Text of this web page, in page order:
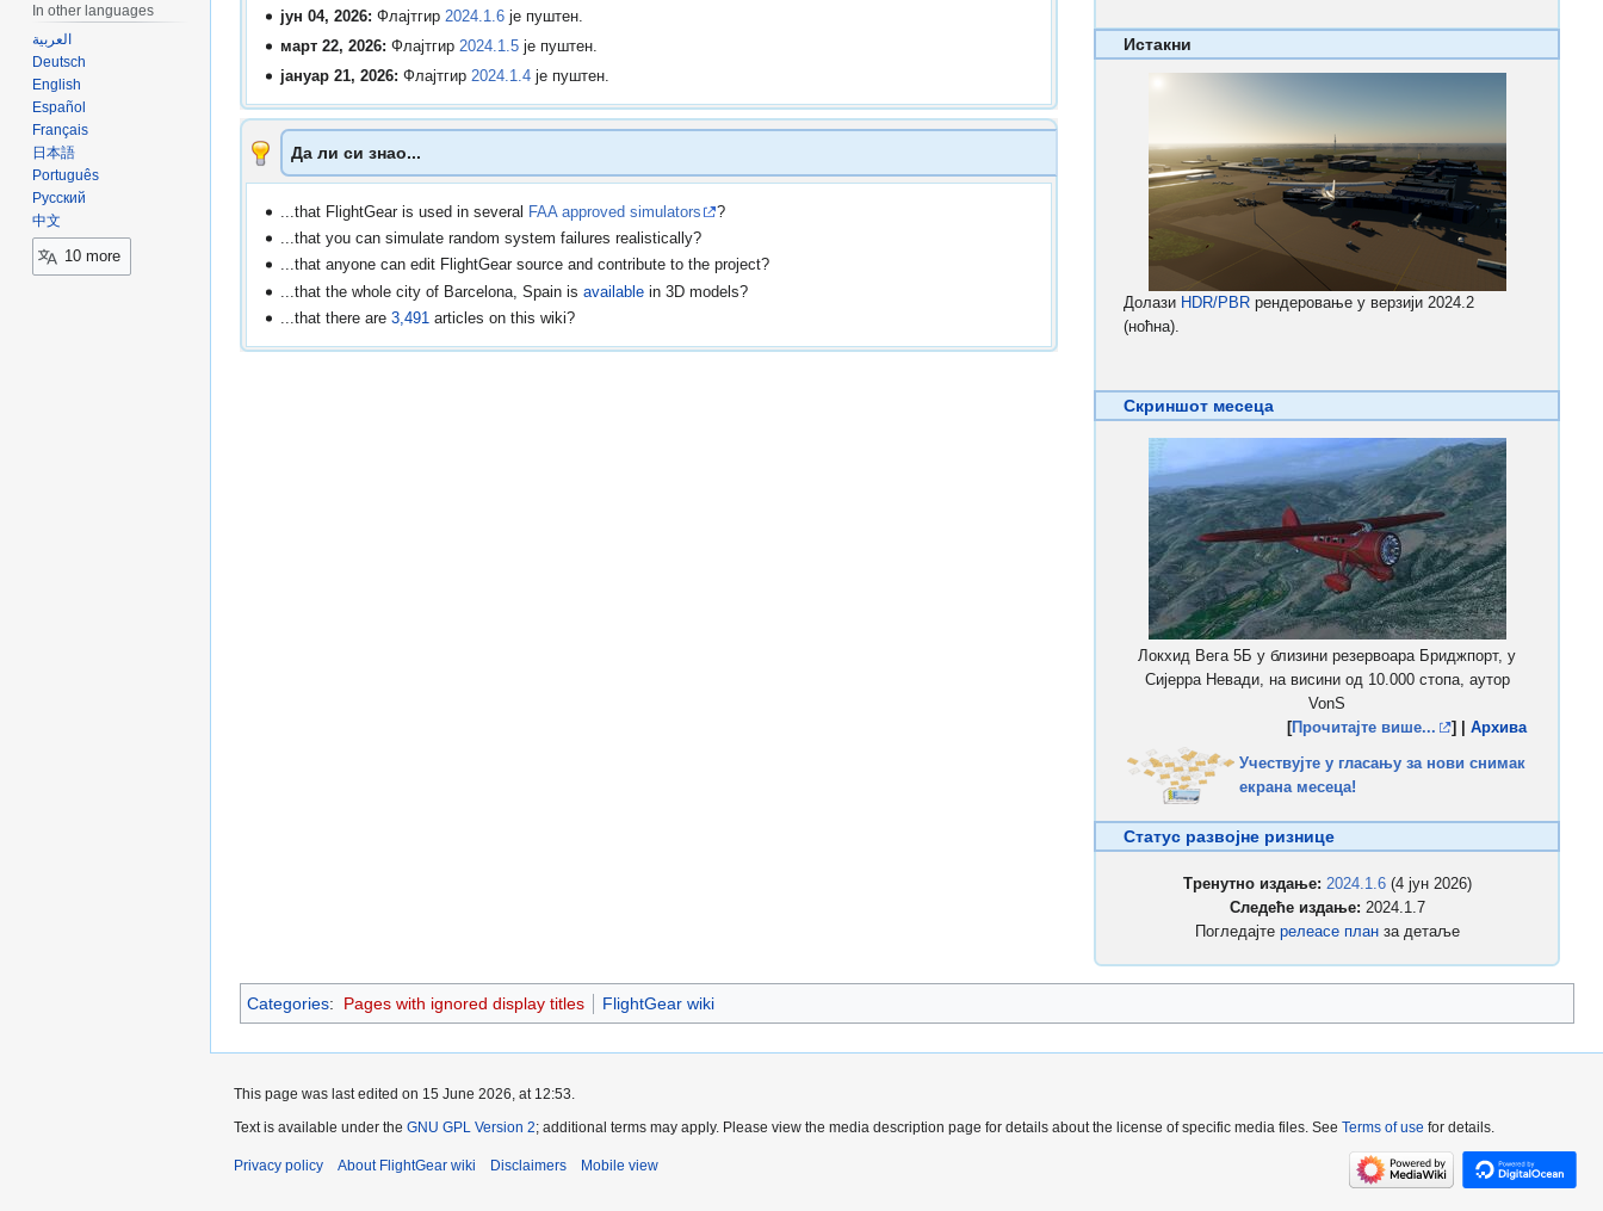
јун 04, 2026: Флајтгир 2024.1.6је пуштен.
март 22, 2026: Флајтгир 2024.1.5је пуштен.
јануар 21, 2026: Флајтгир 2024.1.4је пуштен.
Да ли си знао...
...that FlightGear is used in several FAA approved simulators
?
...that you can simulate random system failures realistically?
...that anyone can edit FlightGear source and contribute to the project?
...that the whole city of Barcelona, Spain is availablein 3D models?
...that there are 3,491 articles on this wiki?
Истакни
Долази HDR/PBR рендеровање у верзији 2024.2
(ноћна).
Скриншот месеца
Локхид Вега 5Б у близини резервоара Бриджпорт, у
Сијерра Невади, на висини од 10.000 стопа, аутор
VonS
[Прочитајте више... ] | Архива
Учествујте у гласању за нови снимак
екрана месеца!
Статус развојне ризнице
Тренутно издање: 2024.1.6(4 јун 2026)
Следеће издање: 2024.1.7
Погледајте релеасе планза детаље
Categories: Pages with ignored display titles FlightGear wiki
In other languages
العربية
Deutsch
English
Español
Français
日本語
Português
Русский
中文
10 more
This page was last edited on 15 June 2026, at 12:53.
Text is available under the GNU GPL Version 2; additional terms may apply. Please view the media description page for details about the license of specific media files. See Terms of use for details.
Privacy policy About FlightGear wiki Disclaimers Mobile view